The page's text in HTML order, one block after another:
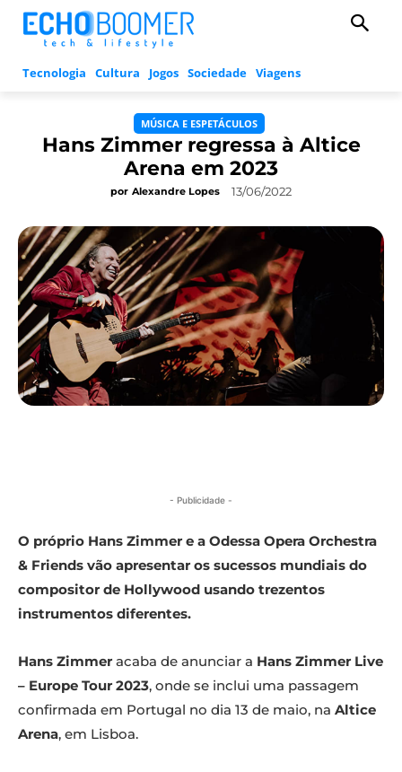
Tecnologia Cultura Jogos Sociedade Viagens
MÚSICA E ESPETÁCULOS
Hans Zimmer regressa à Altice
Arena em 2023
por Alexandre Lopes 13/06/2022
- Publicidade -
O próprio Hans Zimmer e a Odessa Opera Orchestra
& Friends vão apresentar os sucessos mundiais do
compositor de Hollywood usando trezentos
instrumentos diferentes.
Hans Zimmer acaba de anunciar a Hans Zimmer Live
– Europe Tour 2023, onde se inclui uma passagem
confirmada em Portugal no dia 13 de maio, na Altice
Arena, em Lisboa.